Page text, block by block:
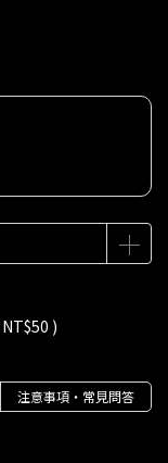
NT$50 )
注意事項・常見問答